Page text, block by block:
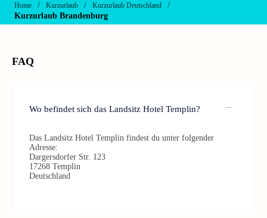
Home / Kurzurlaub / Kurzurlaub Deutschland
/
Kurzurlaub Brandenburg
FAQ
Wo befindet sich das Landsitz Hotel Templin?
Das Landsitz Hotel Templin findest du unter folgender
Adresse:
Dargersdorfer Str. 123
17268 Templin
Deutschland